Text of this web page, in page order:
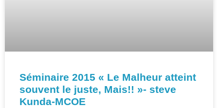
Séminaire 2015 « Le Malheur atteint
souvent le juste, Mais!! »- steve
Kunda-MCOE